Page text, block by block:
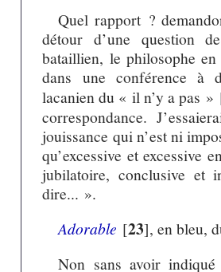
Quel rapport ?
détour d’une question
bataillien, le philosophe
dans une conférence à
lacanien du « il n’y a pas »
correspondance.
jouissance qui n’est ni
qu’excessive et excessive
jubilatoire, conclusive et
dire... ».
Adorable [23], en bleu,
Non sans avoir